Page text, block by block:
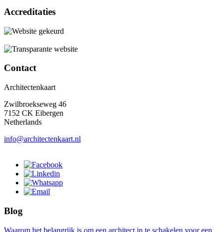
Accreditaties
Contact
Architectenkaart
Zwilbroekseweg 46
7152 CK Eibergen
Netherlands
info@architectenkaart.nl
Blog
Waarom het belangrijk is om een architect in te schakelen voor een